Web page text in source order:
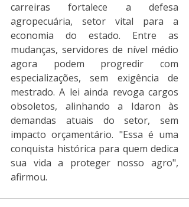
carreiras fortalece a defesa
agropecuária, setor vital para a
economia do estado. Entre as
mudanças, servidores de nível médio
agora podem progredir com
especializações, sem exigência de
mestrado. A lei ainda revoga cargos
obsoletos, alinhando a Idaron às
demandas atuais do setor, sem
impacto orçamentário. "Essa é uma
conquista histórica para quem dedica
sua vida a proteger nosso agro",
afirmou.